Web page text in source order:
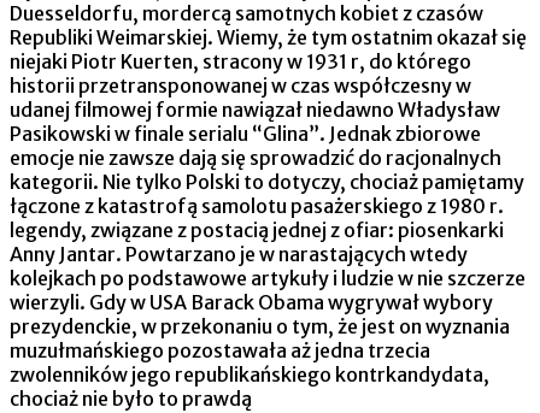
Duesseldorfu, mordercą samotnych kobiet z czasów
Republiki Weimarskiej. Wiemy, że tym ostatnim okazał się
niejaki Piotr Kuerten, stracony w 1931 r, do którego
historii przetransponowanej w czas współczesny w
udanej filmowej formie nawiązał niedawno Władysław
Pasikowski w finale serialu “Glina”. Jednak zbiorowe
emocje nie zawsze dają się sprowadzić do racjonalnych
kategorii. Nie tylko Polski to dotyczy, chociaż pamiętamy
łączone z katastrofą samolotu pasażerskiego z 1980 r.
legendy, związane z postacią jednej z ofiar: piosenkarki
Anny Jantar. Powtarzano je w narastających wtedy
kolejkach po podstawowe artykuły i ludzie w nie szczerze
wierzyli. Gdy w USA Barack Obama wygrywał wybory
prezydenckie, w przekonaniu o tym, że jest on wyznania
muzułmańskiego pozostawała aż jedna trzecia
zwolenników jego republikańskiego kontrkandydata,
chociaż nie było to prawdą